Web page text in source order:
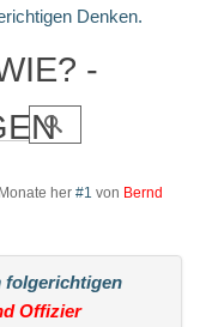
Denken.
-
her #1 von Bernd
folgerichtigen
Offizier